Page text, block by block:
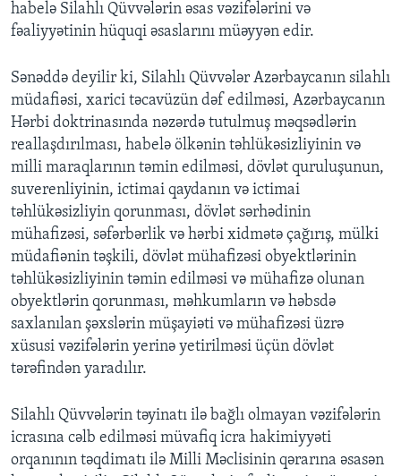
habelə Silahlı Qüvvələrin əsas vəzifələrini və
fəaliyyətinin hüquqi əsaslarını müəyyən edir.
Sənəddə deyilir ki, Silahlı Qüvvələr Azərbaycanın silahlı
müdafiəsi, xarici təcavüzün dəf edilməsi, Azərbaycanın
Hərbi doktrinasında nəzərdə tutulmuş məqsədlərin
reallaşdırılması, habelə ölkənin təhlükəsizliyinin və
milli maraqlarının təmin edilməsi, dövlət quruluşunun,
suverenliyinin, ictimai qaydanın və ictimai
təhlükəsizliyin qorunması, dövlət sərhədinin
mühafizəsi, səfərbərlik və hərbi xidmətə çağırış, mülki
müdafiənin təşkili, dövlət mühafizəsi obyektlərinin
təhlükəsizliyinin təmin edilməsi və mühafizə olunan
obyektlərin qorunması, məhkumların və həbsdə
saxlanılan şəxslərin müşayiəti və mühafizəsi üzrə
xüsusi vəzifələrin yerinə yetirilməsi üçün dövlət
tərəfindən yaradılır.
Silahlı Qüvvələrin təyinatı ilə bağlı olmayan vəzifələrin
icrasına cəlb edilməsi müvafiq icra hakimiyyəti
orqanının təqdimatı ilə Milli Məclisinin qərarına əsasən